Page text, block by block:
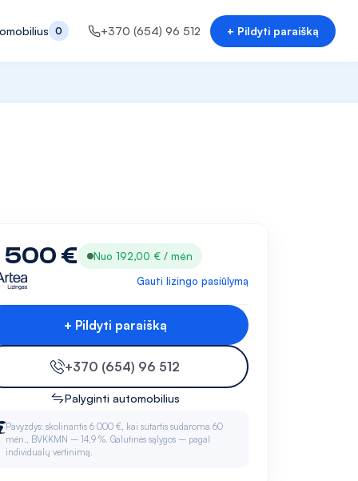
0 +370 (654) 96 512 + Pildyti paraišką
500 €
Nuo 192,00 € / mėn
Gauti lizingo pasiūlymą
+ Pildyti paraišką
+370 (654) 96 512
Palyginti automobilius
Pavyzdys: skolinantis 6 000 €, kai sutartis sudaroma 60
mėn., BVKKMN – 14,9 %. Galutinės sąlygos – pagal
individualų vertinimą.